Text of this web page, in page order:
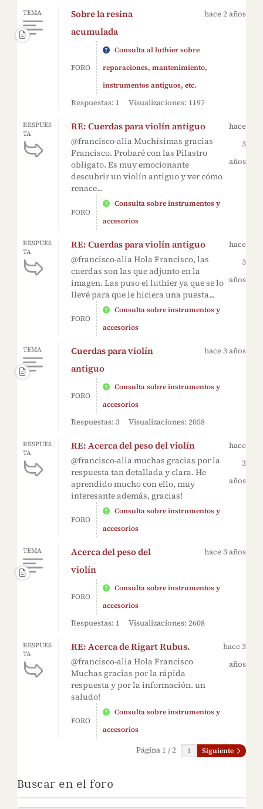
TEMA
Sobre la resina
acumulada
hace 2 años
FORO
Consulta al luthier sobre
reparaciones, mantenimiento,
instrumentos antiguos, etc.
Respuestas: 1 Visualizaciones: 1197
RESPUES
TA
RE: Cuerdas para violín antiguo
@francisco-alia Muchísimas gracias
Francisco. Probaré con las Pilastro
obligato. Es muy emocionante
descubrir un violín antiguo y ver cómo
renace...
hace
3
años
FORO
Consulta sobre instrumentos y
accesorios
RESPUES
TA
RE: Cuerdas para violín antiguo
@francisco-alia Hola Francisco, las
cuerdas son las que adjunto en la
imagen. Las puso el luthier ya que se lo
llevé para que le hiciera una puesta...
hace
3
años
FORO
Consulta sobre instrumentos y
accesorios
TEMA
Cuerdas para violín
antiguo
hace 3 años
FORO
Consulta sobre instrumentos y
accesorios
Respuestas: 3 Visualizaciones: 2058
RESPUES
TA
RE: Acerca del peso del violín
@francisco-alia muchas gracias por la
respuesta tan detallada y clara. He
aprendido mucho con ello, muy
interesante además, gracias!
hace
3
años
FORO
Consulta sobre instrumentos y
accesorios
TEMA
Acerca del peso del
violín
hace 3 años
FORO
Consulta sobre instrumentos y
accesorios
Respuestas: 1 Visualizaciones: 2608
RESPUES
TA
RE: Acerca de Rigart Rubus.
@francisco-alia Hola Francisco
Muchas gracias por la rápida
respuesta y por la información. un
saludo!
hace 3
años
FORO
Consulta sobre instrumentos y
accesorios
Página 1 / 2 Siguiente
Buscar en el foro